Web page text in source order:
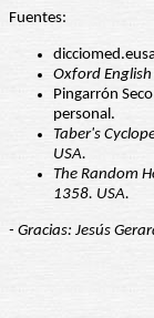
Fuentes:
Oxford
Pingarrón
personal.
Taber's
USA.
The Random
1358. USA.
- Gracias: Jesús